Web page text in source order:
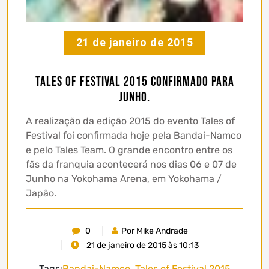
21 de janeiro de 2015
Tales of Festival 2015 confirmado para
Junho.
A realização da edição 2015 do evento Tales of
Festival foi confirmada hoje pela Bandai-Namco
e pelo Tales Team. O grande encontro entre os
fãs da franquia acontecerá nos dias 06 e 07 de
Junho na Yokohama Arena, em Yokohama /
Japão.
0
Por Mike Andrade
21 de janeiro de 2015 às 10:13